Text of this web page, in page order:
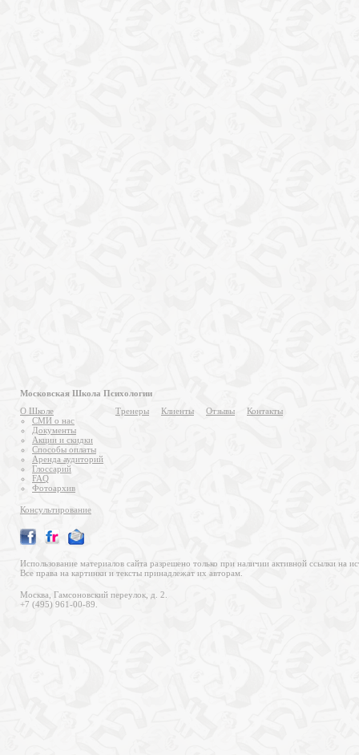
Московская Школа Психологии
О Школе
СМИ о нас
Документы
Акции и скидки
Способы оплаты
Аренда аудиторий
Глоссарий
FAQ
Фотоархив
Тренеры Клиенты Отзывы Контакты
Консультирование
Использование материалов сайта разрешено только при наличии активной ссылки на
Все права на картинки и тексты принадлежат их авторам.
Москва, Гамсоновский переулок, д. 2.
+7 (495) 961-00-89.